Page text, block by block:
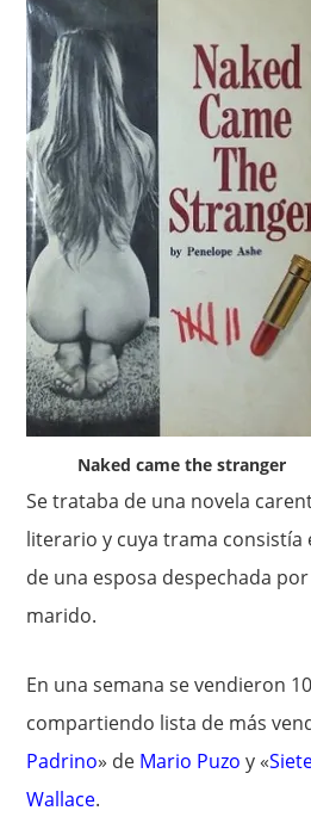
Naked came the stranger
Se trataba de una novela
literario y cuya trama consistía
de una esposa despechada
marido.
En una semana se vendieron
compartiendo lista de más
Padrino» de Mario Puzo y «
Wallace.